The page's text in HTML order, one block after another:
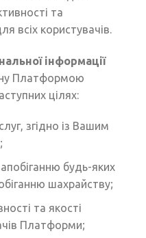
та
всіх користувачів.
інформації
Платформою
цілях:
згідно із Вашим
будь-яких
шахрайству;
та якості
Платформи;